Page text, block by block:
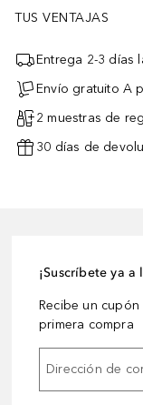
TUS VENTAJAS
Entrega 2-3 días
Envío gratuito A
2 muestras de
30 días de
¡Suscríbete ya
Recibe un
primera compra
Dirección de